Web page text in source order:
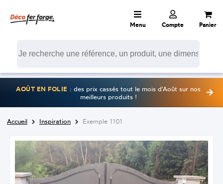
Menu Compte Panier
AOÛT EN FOLIE : des prix cassés tout le mois d'Août sur nos
meilleurs produits !
Accueil Inspiration Exemple 1101